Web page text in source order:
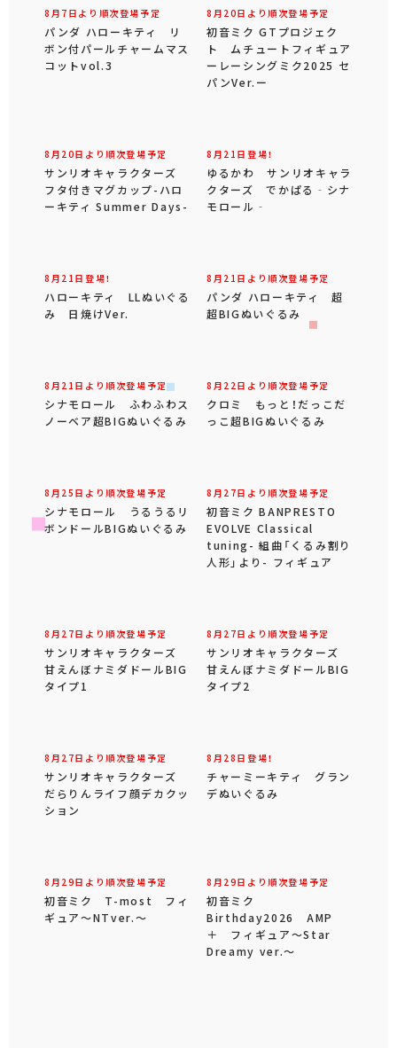
8月7日より順次登場予定
パンダ ハローキティ リ
ボン付パールチャームマス
コットvol.3
8月20日より順次登場予定
初音ミク GTプロジェク
ト ムチュートフィギュア
ーレーシングミク2025 セ
パンVer.ー
8月20日より順次登場予定
サンリオキャラクターズ
フタ付きマグカップ-ハロ
ーキティ Summer Days-
8月21日登場！
ゆるかわ サンリオキャラ
クターズ でかぱる‐シナ
モロール‐
8月21日登場！
ハローキティ LLぬいぐる
み 日焼けVer.
8月21日より順次登場予定
パンダ ハローキティ 超
超BIGぬいぐるみ
8月21日より順次登場予定
シナモロール ふわふわス
ノーベア超BIGぬいぐるみ
8月22日より順次登場予定
クロミ もっと！だっこだ
っこ超BIGぬいぐるみ
8月25日より順次登場予定
シナモロール うるうるリ
ボンドールBIGぬいぐるみ
8月27日より順次登場予定
初音ミク BANPRESTO
EVOLVE Classical
tuning- 組曲「くるみ割り
人形」より- フィギュア
8月27日より順次登場予定
サンリオキャラクターズ
甘えんぼナミダドールBIG
タイプ1
8月27日より順次登場予定
サンリオキャラクターズ
甘えんぼナミダドールBIG
タイプ2
8月27日より順次登場予定
サンリオキャラクターズ
だらりんライフ顔デカクッ
ション
8月28日登場！
チャーミーキティ グラン
デぬいぐるみ
8月29日より順次登場予定
初音ミク T-most フィ
ギュア～NTver.～
8月29日より順次登場予定
初音ミク
Birthday2026 AMP
＋ フィギュア～Star
Dreamy ver.～